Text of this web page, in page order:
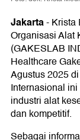
Jakarta-Krista
Organisasi Alat
(GAKESLAB
Healthcare
Agustus 2025
Internasional
industri alat
dan kompetitif.
Sebagai